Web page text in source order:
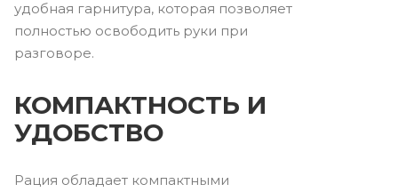
удобная гарнитура, которая позволяет
полностью освободить руки при
разговоре.
КОМПАКТНОСТЬ И
УДОБСТВО
Рация обладает компактными